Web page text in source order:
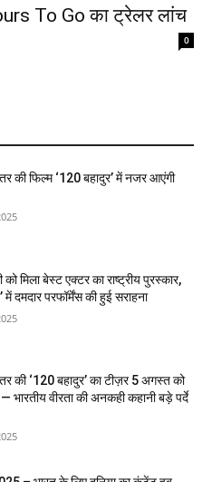
To Go का ट्रेलर लांच
0
की फिल्म ‘120 बहादुर’ में नजर आएंगी
को मिला बेस्ट एक्टर का राष्ट्रीय पुरस्कार,
दमदार परफॉर्मेंस की हुई सराहना
की ‘120 बहादुर’ का टीज़र 5 अगस्त को
— भारतीय वीरता की अनकही कहानी बड़े पर्दे